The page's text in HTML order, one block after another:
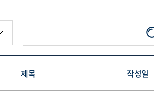
제목 작성일